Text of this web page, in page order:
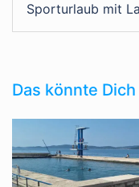
Sporturlaub mit
Das könnte